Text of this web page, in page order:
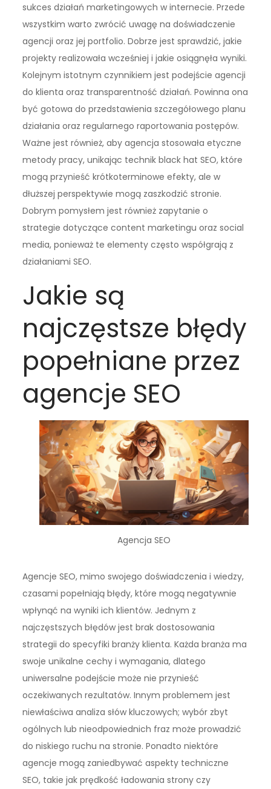
sukces działań marketingowych w internecie. Przede
wszystkim warto zwrócić uwagę na doświadczenie
agencji oraz jej portfolio. Dobrze jest sprawdzić, jakie
projekty realizowała wcześniej i jakie osiągnęła wyniki.
Kolejnym istotnym czynnikiem jest podejście agencji
do klienta oraz transparentność działań. Powinna ona
być gotowa do przedstawienia szczegółowego planu
działania oraz regularnego raportowania postępów.
Ważne jest również, aby agencja stosowała etyczne
metody pracy, unikając technik black hat SEO, które
mogą przynieść krótkoterminowe efekty, ale w
dłuższej perspektywie mogą zaszkodzić stronie.
Dobrym pomysłem jest również zapytanie o
strategie dotyczące content marketingu oraz social
media, ponieważ te elementy często współgrają z
działaniami SEO.
Jakie są
najczęstsze błędy
popełniane przez
agencje SEO
Agencja SEO
Agencje SEO, mimo swojego doświadczenia i wiedzy,
czasami popełniają błędy, które mogą negatywnie
wpłynąć na wyniki ich klientów. Jednym z
najczęstszych błędów jest brak dostosowania
strategii do specyfiki branży klienta. Każda branża ma
swoje unikalne cechy i wymagania, dlatego
uniwersalne podejście może nie przynieść
oczekiwanych rezultatów. Innym problemem jest
niewłaściwa analiza słów kluczowych; wybór zbyt
ogólnych lub nieodpowiednich fraz może prowadzić
do niskiego ruchu na stronie. Ponadto niektóre
agencje mogą zaniedbywać aspekty techniczne
SEO, takie jak prędkość ładowania strony czy